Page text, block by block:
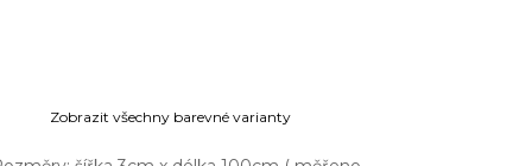
Zobrazit všechny barevné varianty